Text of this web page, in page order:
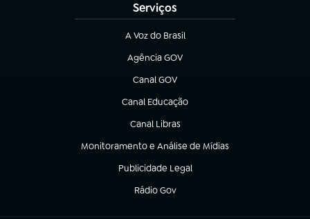
Serviços
A Voz do Brasil
(abre em nova aba)
Agência GOV
(abre em nova aba)
Canal GOV
(abre em nova aba)
Canal Educação
(abre em nova aba)
Canal Libras
(abre em nova aba)
Monitoramento e Análise de Mídias
(abre em nova aba)
Publicidade Legal
(abre em nova aba)
Rádio Gov
(abre em nova aba)